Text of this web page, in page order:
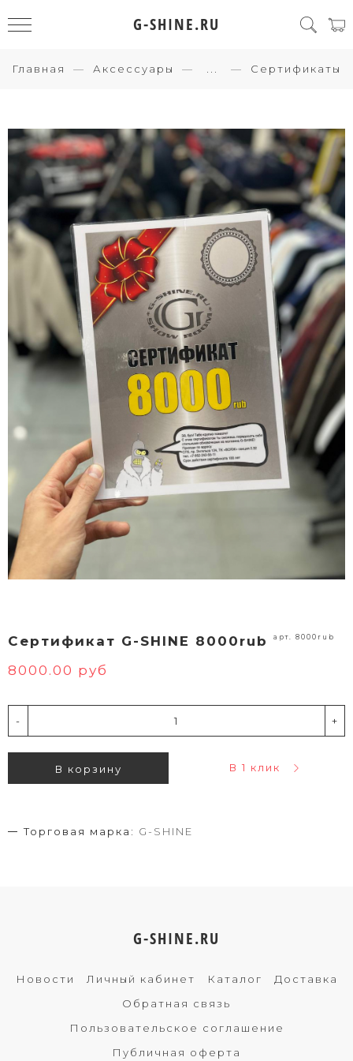
G-SHINE.RU
Главная Аксессуары Сертификаты
Сертификат G-SHINE 8000rub арт. 8000rub
8000.00 руб
- +
В корзину В 1 клик
Торговая марка: G-SHINE
G-SHINE.RU
Новости Личный кабинет Каталог
Доставка
Обратная связь
Пользовательское соглашение
Публичная оферта